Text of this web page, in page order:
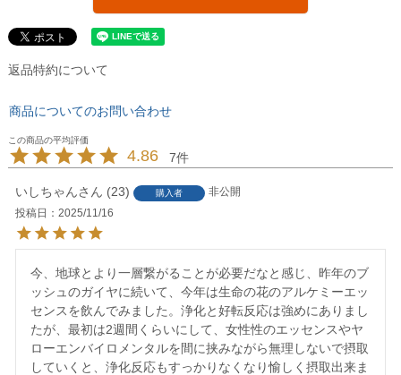
返品特約について
商品についてのお問い合わせ
4.86 7
いしちゃん 23 購入者
非公開
投稿日
2025/11/16
今、地球とより一層繋がることが必要だなと感じ、昨年のブ
ッシュのガイヤに続いて、今年は生命の花のアルケミーエッ
センスを飲んでみました。浄化と好転反応は強めにありまし
たが、最初は2週間くらいにして、女性性のエッセンスやヤ
ローエンバイロメンタルを間に挟みながら無理しないで摂取
していくと、浄化反応もすっかりなくなり愉しく摂取出来ま